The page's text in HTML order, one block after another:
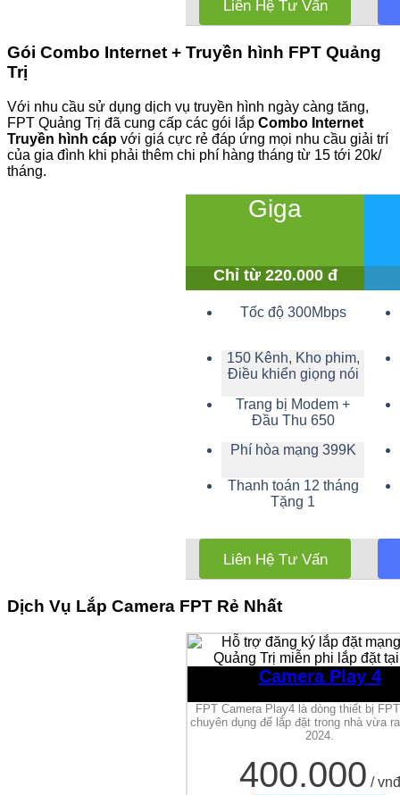
Liên Hệ Tư Vấn
Gói Combo Internet + Truyền hình FPT Quảng
Trị
Với nhu cầu sử dụng dịch vụ truyền hình ngày càng tăng,
FPT Quảng Trị đã cung cấp các gói lắp Combo Internet
Truyền hình cáp với giá cực rẻ đáp ứng mọi nhu cầu giải trí
của gia đình khi phải thêm chi phí hàng tháng từ 15 tới 20k/
tháng.
Giga
Chỉ từ 220.000 đ
Tốc độ 300Mbps
150 Kênh, Kho phim,
Điều khiển giọng nói
Trang bị Modem +
Đầu Thu 650
Phí hòa mạng 399K
Thanh toán 12 tháng
Tặng 1
Liên Hệ Tư Vấn
Dịch Vụ Lắp Camera FPT Rẻ Nhất
Camera Play 4
FPT Camera Play4 là dòng thiết bị
chuyên dụng để lắp đặt trong nhà vừa
2024.
400.000 / vnđ